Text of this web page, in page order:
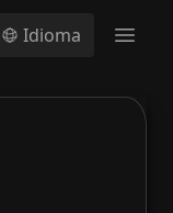
Idioma